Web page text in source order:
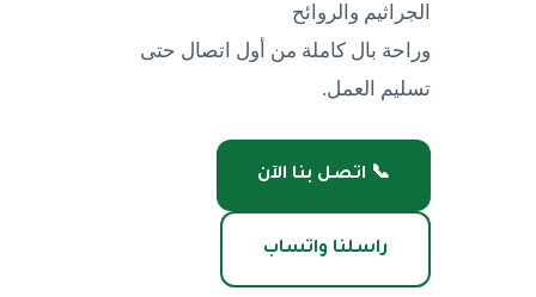
الجراثيم والروائح
وراحة بال كاملة من أول اتصال حتى
تسليم العمل.
📞 اتصل بنا الآن
راسلنا واتساب